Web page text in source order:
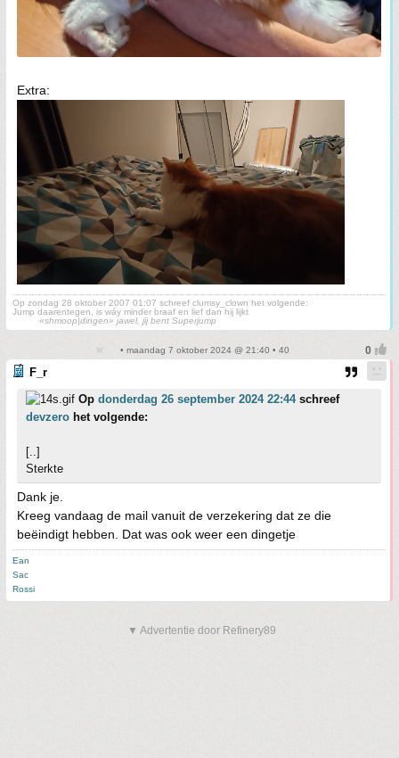
Extra:
Op zondag 28 oktober 2007 01:07 schreef clumsy_clown het volgende:
Jump daarentegen, is wáy minder braaf en lief dan hij lijkt
«shmoop|dingen» jawel, jij bent Superjump
• maandag 7 oktober 2024 @ 21:40 • 40
F_r
Op donderdag 26 september 2024 22:44schreef
devzero het volgende:
[..]
Sterkte
Dank je.
Kreeg vandaag de mail vanuit de verzekering dat ze die
beëindigt hebben. Dat was ook weer een dingetje
Ean
Sac
Rossi
▼ Advertentie door Refinery89